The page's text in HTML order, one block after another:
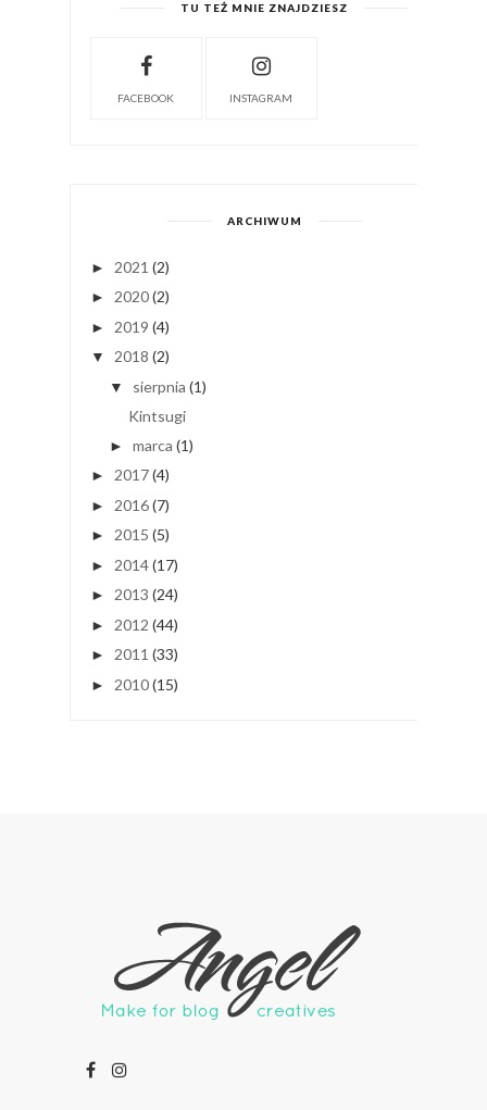
TU TEŻ MNIE ZNAJDZIESZ
FACEBOOK INSTAGRAM
ARCHIWUM
► 2021 (2)
► 2020(2)
► 2019 (4)
▼ 2018 (2)
▼ sierpnia (1)
Kintsugi
► marca (1)
► 2017(4)
► 2016(7)
► 2015 (5)
► 2014(17)
► 2013 (24)
► 2012 (44)
► 2011 (33)
► 2010(15)